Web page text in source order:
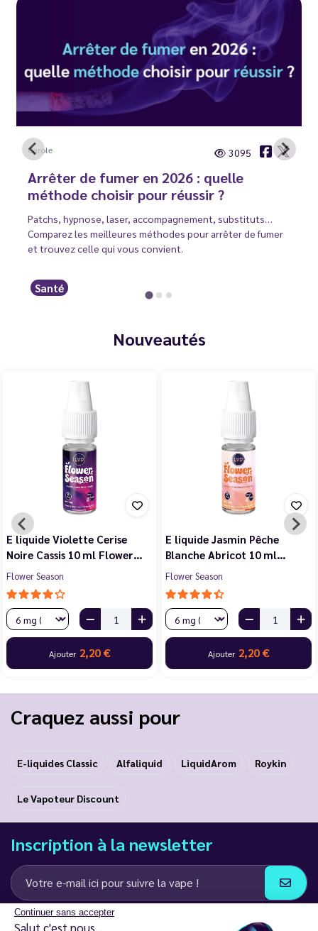
Continuer sans accepter
Salut c'est nous...
Carole 3095
Arrêter de fumer en 2026 : quelle
méthode choisir pour réussir ?
Patchs, hypnose, laser, accompagnement, substituts…
Comparez les meilleures méthodes pour arrêter de fumer
et trouvez celle qui vous convient.
Santé
Nouveautés
E liquide Violette Cerise
Noire Cassis 10 ml Flower…
Flower Season
Ajouter 2,20 €
E liquide Jasmin Pêche
Blanche Abricot 10 ml…
Flower Season
Ajouter 2,20 €
Craquez aussi pour
E-liquides Classic Alfaliquid LiquidArom Roykin
Le Vapoteur Discount
Inscription à la newsletter
J’accepte de recevoir des communications e-mail et SMS de la part de
LD Groupe